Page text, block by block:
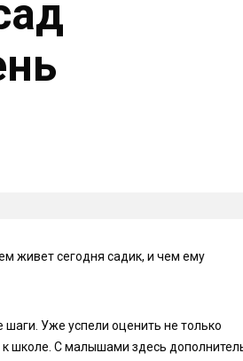
живет сегодня садик, и чем ему
Уже успели оценить не только
школе. С малышами здесь